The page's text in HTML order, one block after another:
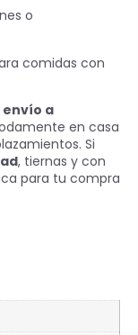
o
comidas con
envío a
en casa
Si
, tiernas y con
para tu compra